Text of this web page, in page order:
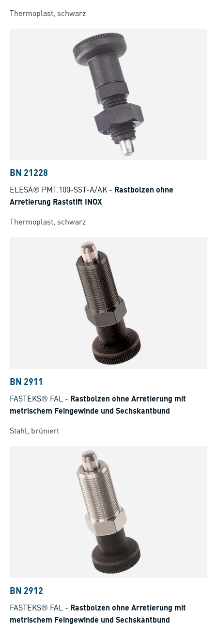
Thermoplast, schwarz
BN 21228
ELESA® PMT.100-SST-A/AK - Rastbolzen ohne
Arretierung Raststift INOX
Thermoplast, schwarz
BN 2911
FASTEKS® FAL - Rastbolzen ohne Arretierung mit
metrischem Feingewinde und Sechskantbund
Stahl, brüniert
BN 2912
FASTEKS® FAL - Rastbolzen ohne Arretierung mit
metrischem Feingewinde und Sechskantbund